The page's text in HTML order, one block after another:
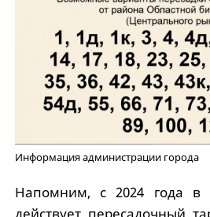
Информация администрации города
Напомним, с 2024 года в
действует пересадочный